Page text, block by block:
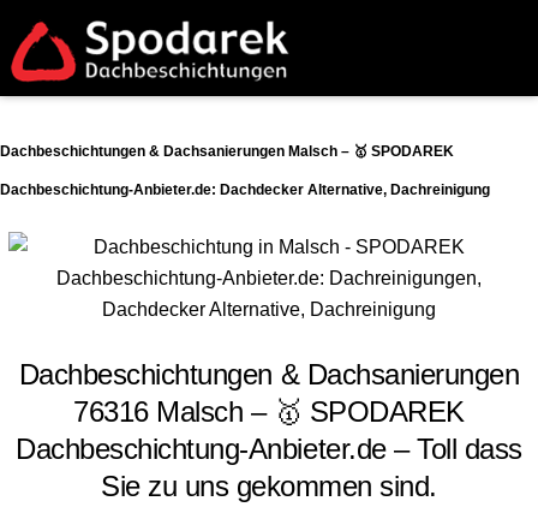
Dachbeschichtungen & Dachsanierungen Malsch – 🥇 SPODAREK
Dachbeschichtung-Anbieter.de: Dachdecker Alternative, Dachreinigung
Dachbeschichtungen & Dachsanierungen
76316 Malsch – 🥇 SPODAREK
Dachbeschichtung-Anbieter.de – Toll dass
Sie zu uns gekommen sind.